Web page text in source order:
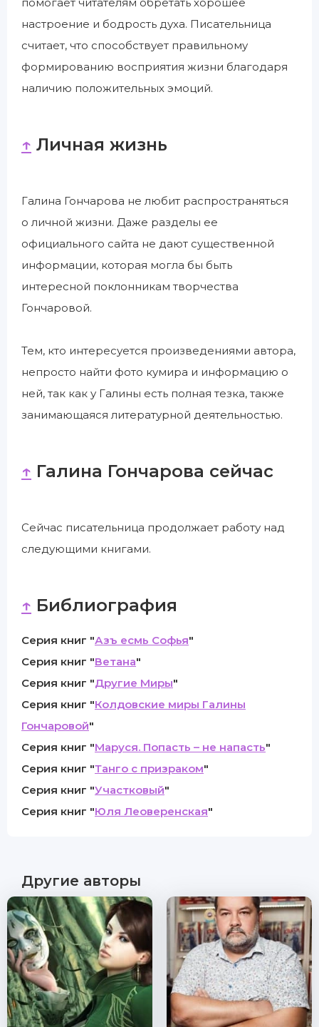
настроение и бодрость духа. Писательница
считает, что способствует правильному
формированию восприятия жизни благодаря
наличию положительных эмоций.
↑ Личная жизнь
Галина Гончарова не любит распространяться
о личной жизни. Даже разделы ее
официального сайта не дают существенной
информации, которая могла бы быть
интересной поклонникам творчества
Гончаровой.
Тем, кто интересуется произведениями автора,
непросто найти фото кумира и информацию о
ней, так как у Галины есть полная тезка, также
занимающаяся литературной деятельностью.
↑ Галина Гончарова сейчас
Сейчас писательница продолжает работу над
следующими книгами.
↑ Библиография
Серия книг "Азъ есмь Софья"
Серия книг "Ветана"
Серия книг "Другие Миры"
Серия книг "Колдовские миры Галины
Гончаровой"
Серия книг "Маруся. Попасть – не напасть"
Серия книг "Танго с призраком"
Серия книг "Участковый"
Серия книг "Юля Леоверенская"
Другие авторы